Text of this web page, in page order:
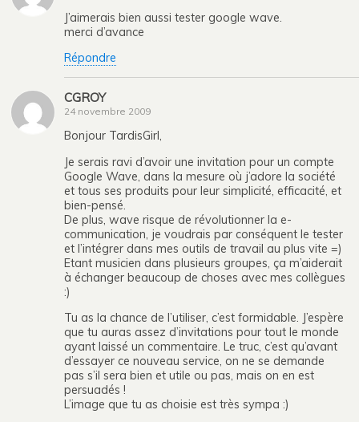
J’aimerais bien aussi tester google wave.
merci d’avance
Répondre
CGROY
24 novembre 2009
Bonjour TardisGirl,
Je serais ravi d’avoir une invitation pour un compte
Google Wave, dans la mesure où j’adore la société
et tous ses produits pour leur simplicité, efficacité, et
bien-pensé.
De plus, wave risque de révolutionner la e-
communication, je voudrais par conséquent le tester
et l’intégrer dans mes outils de travail au plus vite =)
Etant musicien dans plusieurs groupes, ça m’aiderait
à échanger beaucoup de choses avec mes collègues
:)
Tu as la chance de l’utiliser, c’est formidable. J’espère
que tu auras assez d’invitations pour tout le monde
ayant laissé un commentaire. Le truc, c’est qu’avant
d’essayer ce nouveau service, on ne se demande
pas s’il sera bien et utile ou pas, mais on en est
persuadés !
L’image que tu as choisie est très sympa :)